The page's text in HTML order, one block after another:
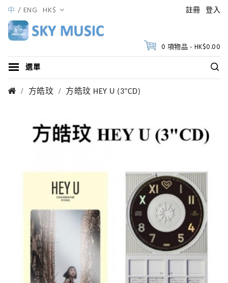
註冊 登入
中 ENG HK$
0 項物品 - HK$0.00
選單
方皓玟 方皓玟 HEY U (3"CD)